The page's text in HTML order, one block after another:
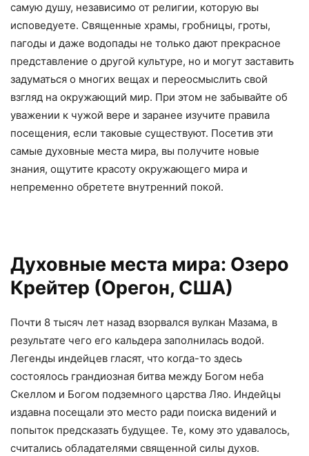
самую душу, независимо от религии, которую вы
исповедуете. Священные храмы, гробницы, гроты,
пагоды и даже водопады не только дают прекрасное
представление о другой культуре, но и могут заставить
задуматься о многих вещах и переосмыслить свой
взгляд на окружающий мир. При этом не забывайте об
уважении к чужой вере и заранее изучите правила
посещения, если таковые существуют. Посетив эти
самые духовные места мира, вы получите новые
знания, ощутите красоту окружающего мира и
непременно обретете внутренний покой.
Духовные места мира: Озеро
Крейтер (Орегон, США)
Почти 8 тысяч лет назад взорвался вулкан Мазама, в
результате чего его кальдера заполнилась водой.
Легенды индейцев гласят, что когда-то здесь
состоялось грандиозная битва между Богом неба
Скеллом и Богом подземного царства Ляо. Индейцы
издавна посещали это место ради поиска видений и
попыток предсказать будущее. Те, кому это удавалось,
считались обладателями священной силы духов.